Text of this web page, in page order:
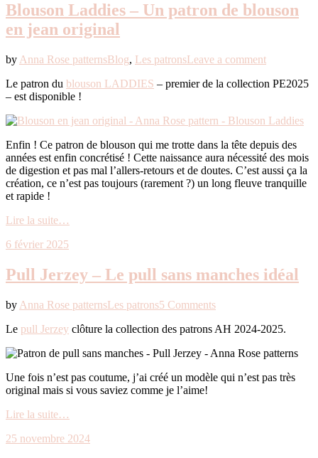
Blouson Laddies – Un patron de blouson
en jean original
by Anna Rose patternsBlog, Les patronsLeave a comment
Le patron du blouson LADDIES – premier de la collection PE2025
– est disponible !
Enfin ! Ce patron de blouson qui me trotte dans la tête depuis des
années est enfin concrétisé ! Cette naissance aura nécessité des mois
de digestion et pas mal l’allers-retours et de doutes. C’est aussi ça la
création, ce n’est pas toujours (rarement ?) un long fleuve tranquille
et rapide !
Lire la suite…
6 février 2025
Pull Jerzey – Le pull sans manches idéal
by Anna Rose patternsLes patrons5 Comments
Le pull Jerzey clôture la collection des patrons AH 2024-2025.
Une fois n’est pas coutume, j’ai créé un modèle qui n’est pas très
original mais si vous saviez comme je l’aime!
Lire la suite…
25 novembre 2024